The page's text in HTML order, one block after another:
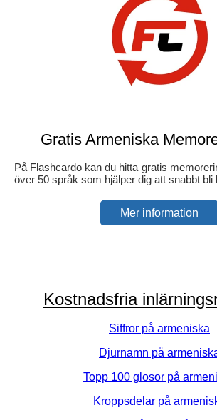
Gratis Armeniska
På Flashcardo kan du hitta gratis
över 50 språk som hjälper dig att snabbt bli
Mer information
Kostnadsfria
Siffror på armeniska
Djurnamn på
Topp 100 glosor på
Kroppsdelar på